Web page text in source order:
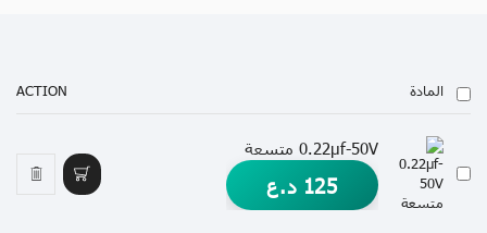
المادة ACTION
0.22µf-50V متسعة
125 د.ع